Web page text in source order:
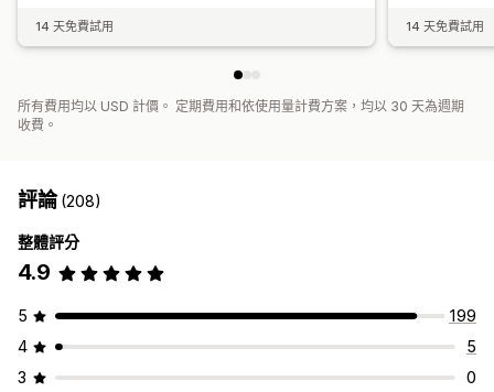
14 天免費試用 14 天免費試用
所有費用均以 USD 計價。 定期費用和依使用量計費方案，均以 30 天為週期
收費。
評論(208)
整體評分
4.9
5
199
4
5
3
0